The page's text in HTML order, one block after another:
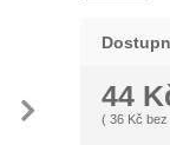
44
( 36 Kč bez